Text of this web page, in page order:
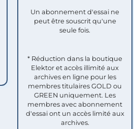
Un abonnement d'essai ne
peut être souscrit qu'une
seule fois.​
* Réduction dans la boutique
Elektor et accès illimité aux
archives en ligne pour les
membres titulaires GOLD ou
GREEN uniquement. Les
membres avec abonnement
d'essai ont un accès limité aux
archives.